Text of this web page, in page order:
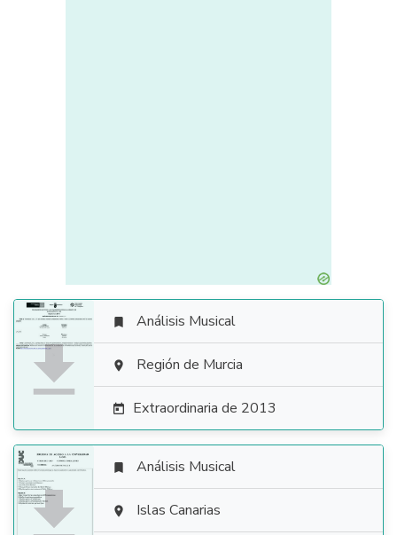

 Análisis Musical
 Región de Murcia
 Extraordinaria de 2013

 Análisis Musical
 Islas Canarias